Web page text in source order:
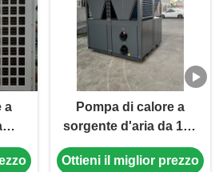
a
a
Pompa di calore a
sorgente d'aria da 144
kW 380 V con
compressore a rotolo
Ottieni il miglior prezzo